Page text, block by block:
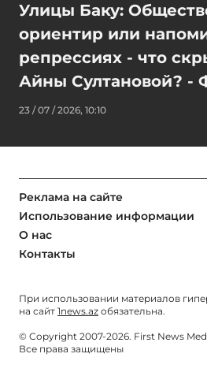
Улицы Баку:
ориентир или
репрессиях - что
Айны Султановой?
23 / 07 / 2026, 10:10
Реклама на сайте
Использование информации
О нас
Контакты
При использовании материалов
на сайт 1news.az обязательна.
© Copyright 2007-2026. First News
Все права защищены